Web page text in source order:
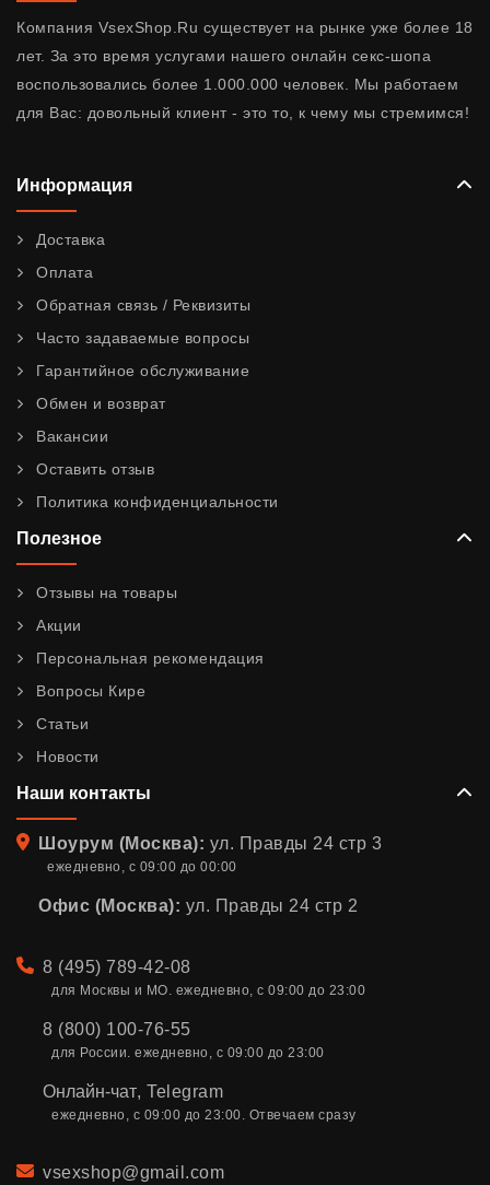
Компания VsexShop.Ru существует на рынке уже более 18
лет. За это время услугами нашего онлайн секс-шопа
воспользовались более 1.000.000 человек. Мы работаем
для Вас: довольный клиент - это то, к чему мы стремимся!
Информация
Доставка
Оплата
Обратная связь / Реквизиты
Часто задаваемые вопросы
Гарантийное обслуживание
Обмен и возврат
Вакансии
Оставить отзыв
Политика конфиденциальности
Полезное
Отзывы на товары
Акции
Персональная рекомендация
Вопросы Кире
Статьи
Новости
Наши контакты
Адрес
Шоурум (Москва): ул. Правды 24 стр 3
ежедневно, с 09:00 до 00:00
Офис (Москва): ул. Правды 24 стр 2
Телефон
8 (495) 789-42-08
для Москвы и МО. ежедневно, с 09:00 до 23:00
8 (800) 100-76-55
для России. ежедневно, с 09:00 до 23:00
Онлайн-чат, Telegram
ежедневно, с 09:00 до 23:00. Отвечаем сразу
Email
vsexshop@gmail.com